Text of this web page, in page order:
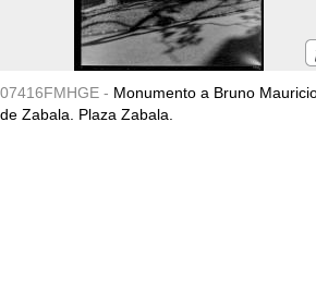
07416FMHGE - Monumento a Bruno
de Zabala. Plaza Zabala.